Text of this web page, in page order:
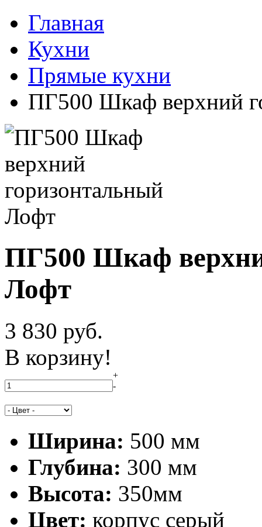
Главная
Кухни
Прямые кухни
ПГ500 Шкаф верхний
ПГ500 Шкаф
Лофт
3 830 руб.
В корзину!
+
-
Ширина: 500 мм
Глубина: 300 мм
Высота: 350мм
Цвет: корпус серый